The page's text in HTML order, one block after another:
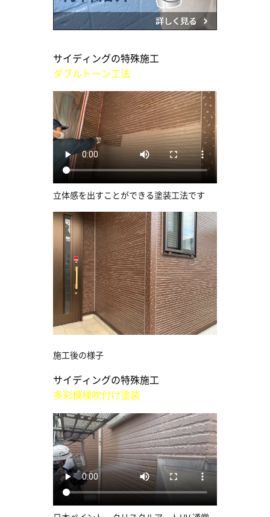
サイディングの特殊施工
ダブルトーン工法
立体感を出すことができる塗装工法です
施工後の様子
サイディングの特殊施工
多彩模様吹付け塗装